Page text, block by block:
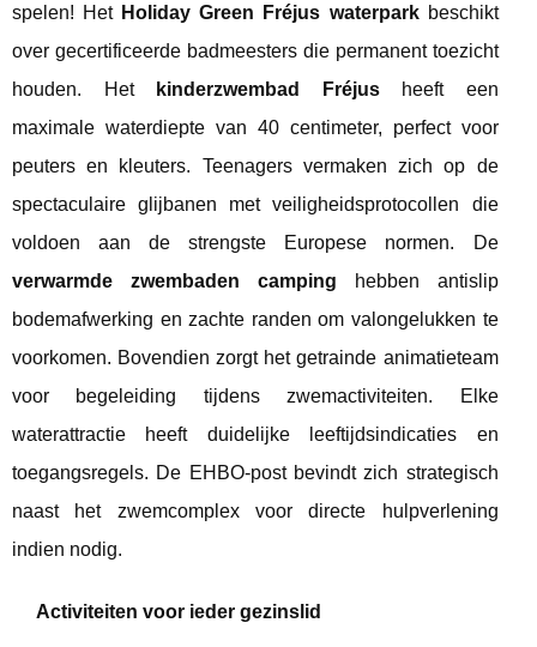
spelen! Het Holiday Green Fréjus waterparkbeschikt
over gecertificeerde badmeesters die permanent toezicht
houden. Het
kinderzwembad Fréjusheeft een
maximale waterdiepte van 40 centimeter, perfect voor
peuters en kleuters. Teenagers vermaken zich op de
spectaculaire glijbanen met veiligheidsprotocollen die
voldoen aan de strengste Europese normen. De
verwarmde zwembaden camping hebben antislip
bodemafwerking en zachte randen om valongelukken te
voorkomen. Bovendien zorgt het getrainde animatieteam
voor begeleiding tijdens zwemactiviteiten. Elke
waterattractie heeft duidelijke leeftijdsindicaties en
toegangsregels. De EHBO-post bevindt zich strategisch
naast het zwemcomplex voor directe hulpverlening
indien nodig.
Activiteiten voor ieder gezinslid